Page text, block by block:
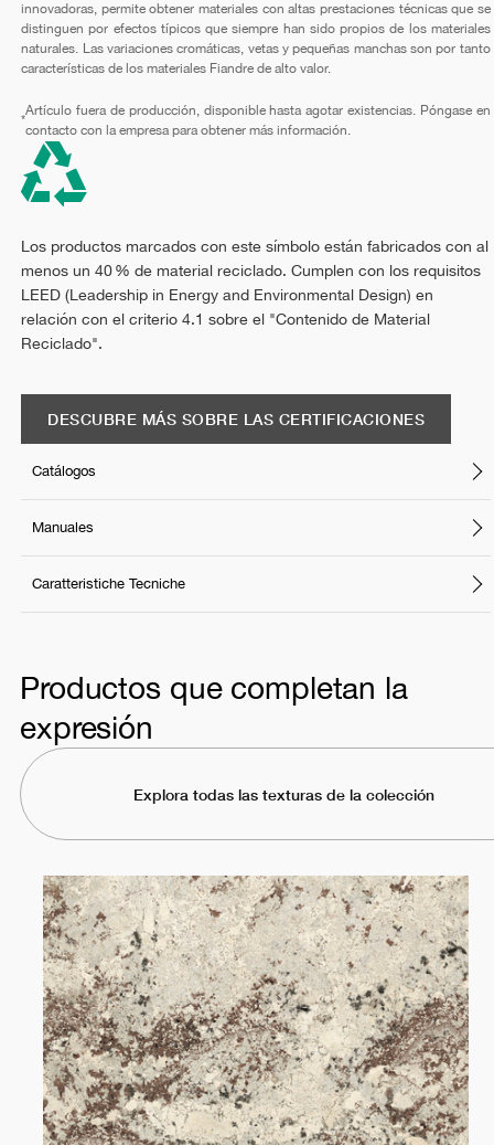
innovadoras, permite obtener materiales con altas prestaciones técnicas que se
distinguen por efectos típicos que siempre han sido propios de los materiales
naturales. Las variaciones cromáticas, vetas y pequeñas manchas son por tanto
características de los materiales Fiandre de alto valor.
*
Artículo fuera de producción, disponible hasta agotar existencias. Póngase en
contacto con la empresa para obtener más información.
Los productos marcados con este símbolo están fabricados con al
menos un 40 % de material reciclado. Cumplen con los requisitos
LEED (Leadership in Energy and Environmental Design) en
relación con el criterio 4.1 sobre el "Contenido de Material
Reciclado".
DESCUBRE MÁS SOBRE LAS CERTIFICACIONES
Catálogos
Manuales
Caratteristiche Tecniche
Productos que completan la
expresión
Explora todas las texturas de la colección